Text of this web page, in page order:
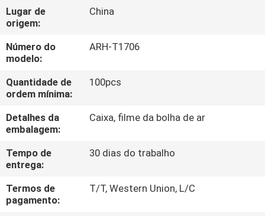
SOBRE
NÓS
EXCURSÃO
DA
FÁBRICA
CONTROLE
DA
QUALIDADE
Lugar de
origem:
China
Número do
modelo:
ARH-T1706
Quantidade de
ordem mínima:
100pcs
Detalhes da
embalagem:
Caixa, filme da bolha de ar
Tempo de
entrega:
30 dias do trabalho
Termos de
pagamento:
T/T, Western Union, L/C